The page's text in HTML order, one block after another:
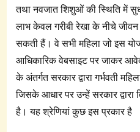
तथा नवजात शिशुओं की स्थिति में
लाभ केवल गरीबी रेखा के नीचे जीवन
सकती हैं। वे सभी महिला जो इस
आधिकारिक वेबसाइट पर जाकर
के अंतर्गत सरकार द्वारा गर्भवती
जिसके आधार पर उन्हें सरकार द्वारा
है। यह श्रेणियां कुछ इस प्रकार है